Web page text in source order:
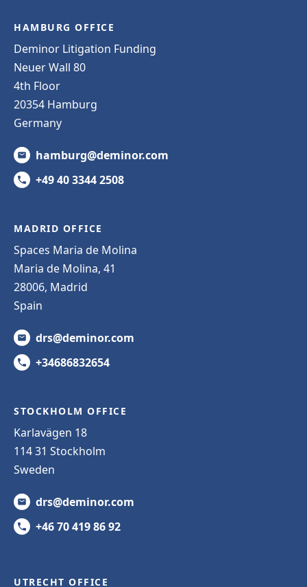
HAMBURG OFFICE
Deminor Litigation Funding
Neuer Wall 80
4th Floor
20354 Hamburg
Germany
hamburg@deminor.com
+49 40 3344 2508
MADRID OFFICE
Spaces Maria de Molina
Maria de Molina, 41
28006, Madrid
Spain
drs@deminor.com
+34686832654
STOCKHOLM OFFICE
Karlavägen 18
114 31 Stockholm
Sweden
drs@deminor.com
+46 70 419 86 92
UTRECHT OFFICE